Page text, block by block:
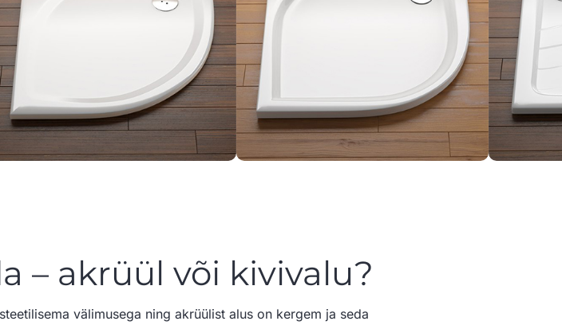
– akrüül või kivivalu?
välimusega ning akrüülist alus on kergem ja seda